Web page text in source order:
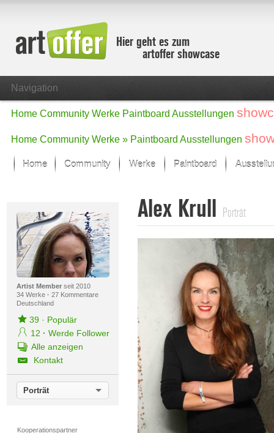
Hier geht es zum
artoffer showcase
Navigation
Home Community Werke Paintboard Ausstellungen
Home Community Werke » Paintboard Ausstellungen
Home Community Werke
Der letzte Monat im Fokus
Alle Fokus-Werke
Standard-Ansicht
Neue Werke – Auswahl
Alle neuen Werke
Paintboard
Artist Memberseit 2010
34 Werke · 27 Kommentare
Deutschland
39· Populär
12 · Werde Follower
Alle anzeigen
Kontakt
Porträt
Kooperationspartner
Alex Krull Porträt